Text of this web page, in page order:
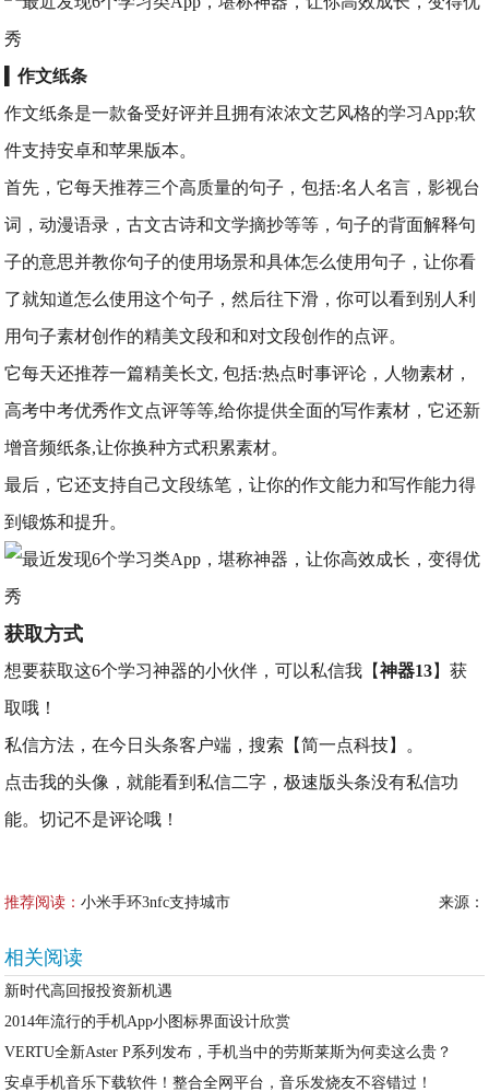
▍作文纸条
作文纸条是一款备受好评并且拥有浓浓文艺风格的学习App;软
件支持安卓和苹果版本。
首先，它每天推荐三个高质量的句子，包括:名人名言，影视台
词，动漫语录，古文古诗和文学摘抄等等，句子的背面解释句
子的意思并教你句子的使用场景和具体怎么使用句子，让你看
了就知道怎么使用这个句子，然后往下滑，你可以看到别人利
用句子素材创作的精美文段和和对文段创作的点评。
它每天还推荐一篇精美长文, 包括:热点时事评论，人物素材，
高考中考优秀作文点评等等,给你提供全面的写作素材，它还新
增音频纸条,让你换种方式积累素材。
最后，它还支持自己文段练笔，让你的作文能力和写作能力得
到锻炼和提升。
获取方式
想要获取这6个学习神器的小伙伴，可以私信我【神器13】获
取哦！
私信方法，在今日头条客户端，搜索【简一点科技】。
点击我的头像，就能看到私信二字，极速版头条没有私信功
能。切记不是评论哦！
推荐阅读：小米手环3nfc支持城市 来源：
相关阅读
新时代高回报投资新机遇
2014年流行的手机App小图标界面设计欣赏
VERTU全新Aster P系列发布，手机当中的劳斯莱斯为何卖这么贵？
安卓手机音乐下载软件！整合全网平台，音乐发烧友不容错过！